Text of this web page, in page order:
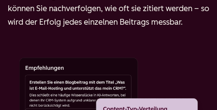
können Sie nachverfolgen, wie oft sie zitiert werden – so
wird der Erfolg jedes einzelnen Beitrags messbar.